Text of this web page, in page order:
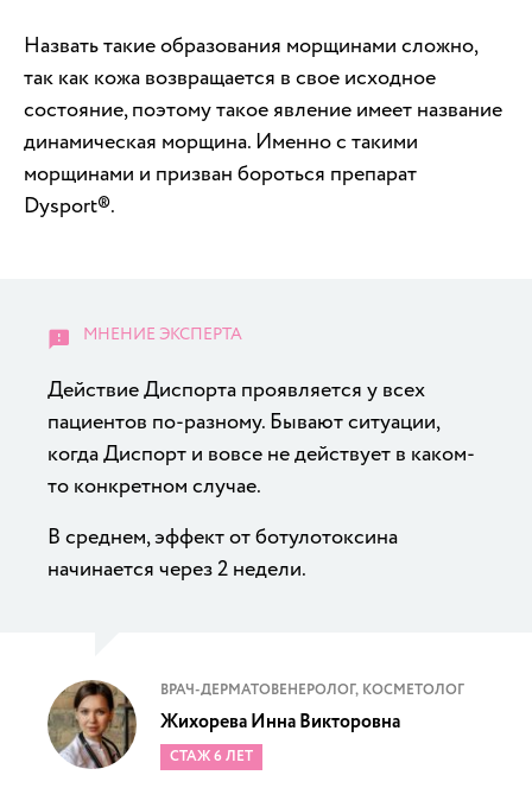
Назвать такие образования морщинами сложно,
так как кожа возвращается в свое исходное
состояние, поэтому такое явление имеет название
динамическая морщина. Именно с такими
морщинами и призван бороться препарат
Dysport®.
Действие Диспорта проявляется у всех
пациентов по-разному. Бывают ситуации,
когда Диспорт и вовсе не действует в каком-
то конкретном случае.
В среднем, эффект от ботулотоксина
начинается через 2 недели.
ВРАЧ-ДЕРМАТОВЕНЕРОЛОГ, КОСМЕТОЛОГ
Жихорева Инна Викторовна
СТАЖ 6 ЛЕТ